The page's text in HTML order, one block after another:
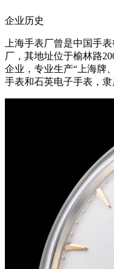
企业历史
上海手表厂曾是中国手
厂，其地址位于榆林路
企业，专业生产“上海牌
手表和石英电子手表，隶